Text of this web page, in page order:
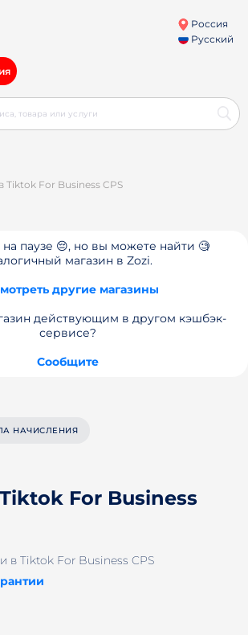
Россия
Русский
Tiktok For Business CPS
паузе 😔, но вы можете найти 🧐
магазин в Zozi.
другие магазины
действующим в другом кэшбэк-
сервисе?
Сообщите
НАЧИСЛЕНИЯ
For Business
в Tiktok For Business CPS